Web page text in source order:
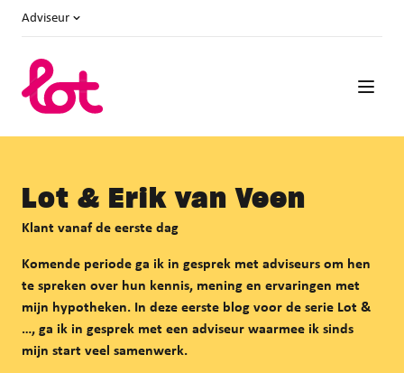
Adviseur
Lot & Erik van Veen
Klant vanaf de eerste dag
Komende periode ga ik in gesprek met adviseurs om hen
te spreken over hun kennis, mening en ervaringen met
mijn hypotheken. In deze eerste blog voor de serie Lot &
…, ga ik in gesprek met een adviseur waarmee ik sinds
mijn start veel samenwerk.